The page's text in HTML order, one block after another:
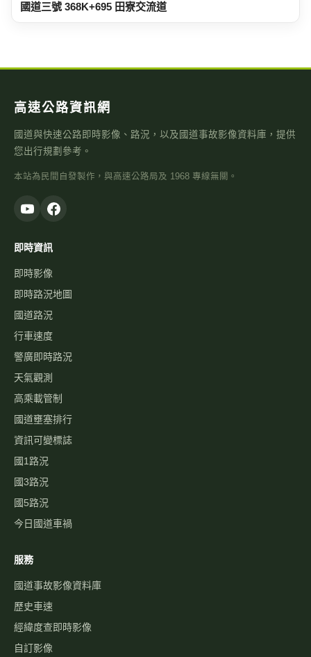
國道三號 368K+695 田寮交流道
高速公路資訊網
國道與快速公路即時影像、路況，以及國道事故影像資料庫，提供
您出行規劃參考。
本站為民間自發製作，與高速公路局及 1968 專線無關。
即時資訊
即時影像
即時路況地圖
國道路況
行車速度
警廣即時路況
天氣觀測
高乘載管制
國道壅塞排行
資訊可變標誌
國1路況
國3路況
國5路況
今日國道車禍
服務
國道事故影像資料庫
歷史車速
經緯度查即時影像
自訂影像